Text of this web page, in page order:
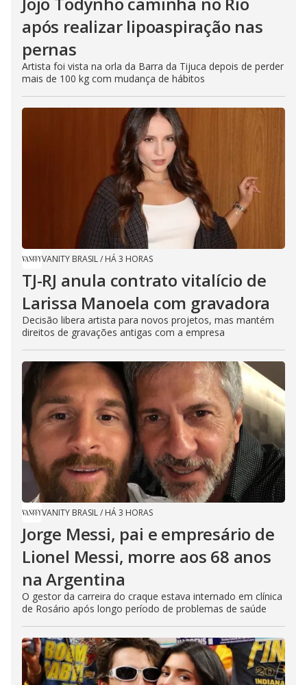
após realizar lipoaspiração nas
pernas
Artista foi vista na orla da Barra da Tijuca depois de perder
mais de 100 kg com mudança de hábitos
VANITY BRASIL/ HÁ 3 HORAS
TJ-RJ anula contrato vitalício de
Larissa Manoela com gravadora
Decisão libera artista para novos projetos, mas mantém
direitos de gravações antigas com a empresa
VANITY BRASIL/ HÁ 3 HORAS
Jorge Messi, pai e empresário de
Lionel Messi, morre aos 68 anos
na Argentina
O gestor da carreira do craque estava internado em clínica
de Rosário após longo período de problemas de saúde